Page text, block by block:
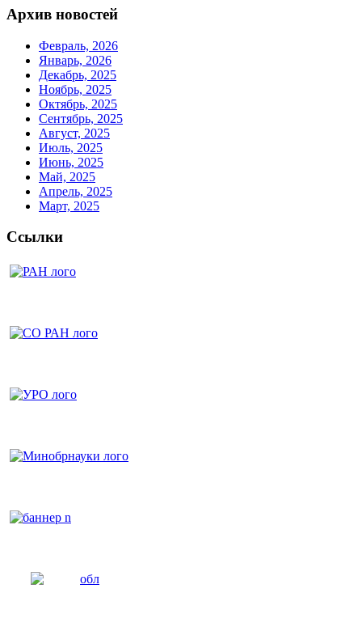
Архив новостей
Февраль, 2026
Январь, 2026
Декабрь, 2025
Ноябрь, 2025
Октябрь, 2025
Сентябрь, 2025
Август, 2025
Июль, 2025
Июнь, 2025
Май, 2025
Апрель, 2025
Март, 2025
Ссылки